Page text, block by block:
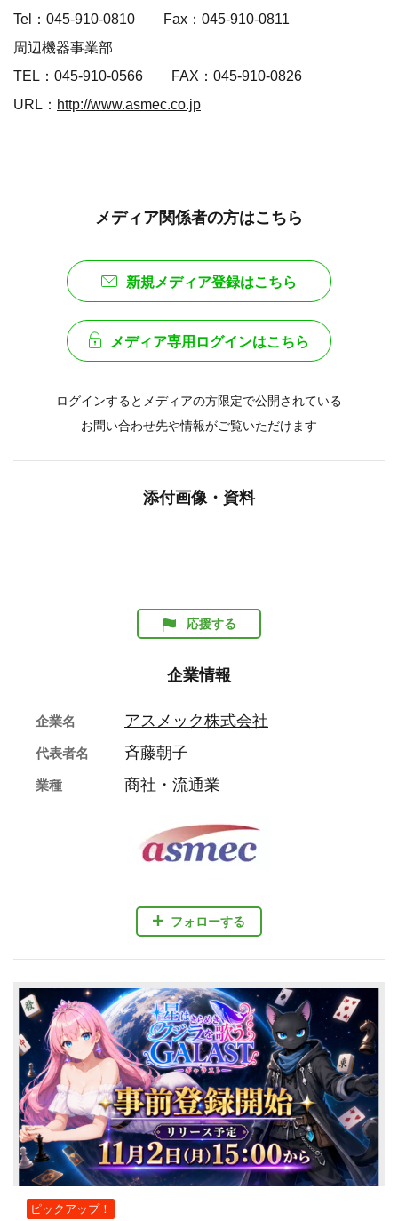
Tel：045-910-0810 Fax：045-910-0811
周辺機器事業部
TEL：045-910-0566 FAX：045-910-0826
URL： http://www.asmec.co.jp
メディア関係者の方はこちら
新規メディア登録はこちら
メディア専用ログインはこちら
ログインするとメディアの方限定で公開されている
お問い合わせ先や情報がご覧いただけます
添付画像・資料
応援する
企業情報
フォローする
企業名 アスメック株式会社
代表者名 斉藤朝子
業種 商社・流通業
ピックアップ！